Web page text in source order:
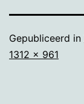
Gepubliceerd in
Volledige
1312 × 961